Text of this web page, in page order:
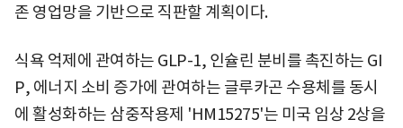
존 영업망을 기반으로 직판할 계획이다.
식욕 억제에 관여하는 GLP-1, 인슐린 분비를 촉진하는 GI
P, 에너지 소비 증가에 관여하는 글루카곤 수용체를 동시
에 활성화하는 삼중작용제 'HM15275'는 미국 임상 2상을